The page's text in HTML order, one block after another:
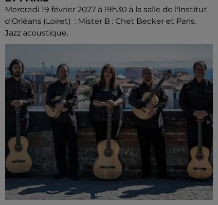
Mercredi 19 février 2027 à 19h30 à la salle de l'Institut
d'Orléans (Loiret) : Mister B : Chet Becker et Paris.
Jazz acoustique.